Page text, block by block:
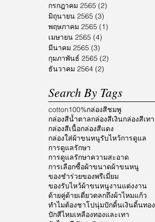
กรกฎาคม 2565 (2)
มิถุนายน 2565 (3)
พฤษภาคม 2565 (1)
เมษายน 2565 (4)
มีนาคม 2565 (3)
กุมภาพันธ์ 2565 (2)
ธันวาคม 2564 (2)
Search By Tags
cotton100%กล่องสีชมพู
กล่องสีน้ำตาลกล่องสีเงินกล่องสีเทา
กล่องสีเนื้อกล่องสีแดง
กล่องใส่ผ้าขนหนูรับไหว้การดูแล
การดูแลรักษา
การดูแลรักษาความสะอาด
การเลือกซื้อผ้าขนาดผ้าขนหนู
ของชำร่วยของพรีเมี่ยม
ของรับไหว้ผ้าขนหนูงานแต่งงาน
ด้ายคู่ด้ายเดี่ยวตลกถึงผ้าไหมแก้ว
ทำไมต้องชาโปนุ่มปักดิ้นเงินดิ้นทอง
ปักสีไหมเหลืองทองและเทา